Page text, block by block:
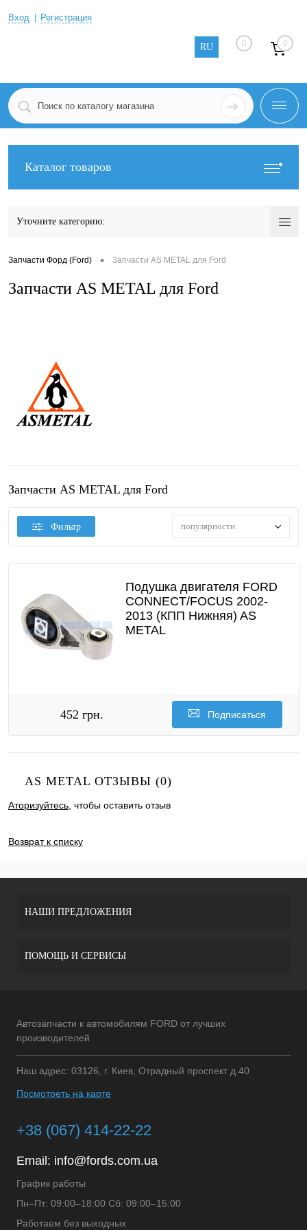
Вход Регистрация
RU 0 0
Каталог товаров
Уточните категорию:
Запчасти Форд (Ford) • Запчасти AS METAL для Ford
Запчасти AS METAL для Ford
Запчасти AS METAL для Ford
Фильтр популярности
Подушка двигателя FORD
CONNECT/FOCUS 2002-
2013 (КПП Нижняя) AS
METAL
452 грн. Подписаться
AS METAL ОТЗЫВЫ (0)
Аторизуйтесь , чтобы оставить отзыв
Возврат к списку
НАШИ ПРЕДЛОЖЕНИЯ
ПОМОЩЬ И СЕРВИСЫ
Автозапчасти к автомобилям FORD от лучших
производителей
Наш адрес: 03126, г. Киев, Отрадный проспект д.40
Посмотреть на карте
+38 (067) 414-22-22
Email: info@fords.com.ua
График работы
Пн–Пт: 09:00–18:00 Сб: 09:00–15:00
Работаем без выходных